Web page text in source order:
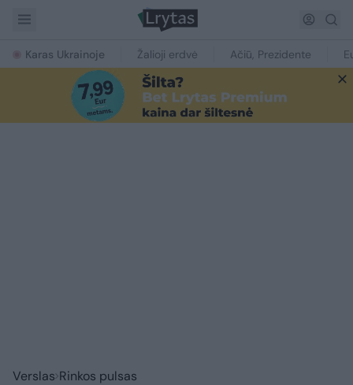
Karas Ukrainoje Žalioji erdvė Ačiū, Prezidente
Verslas Rinkos pulsas